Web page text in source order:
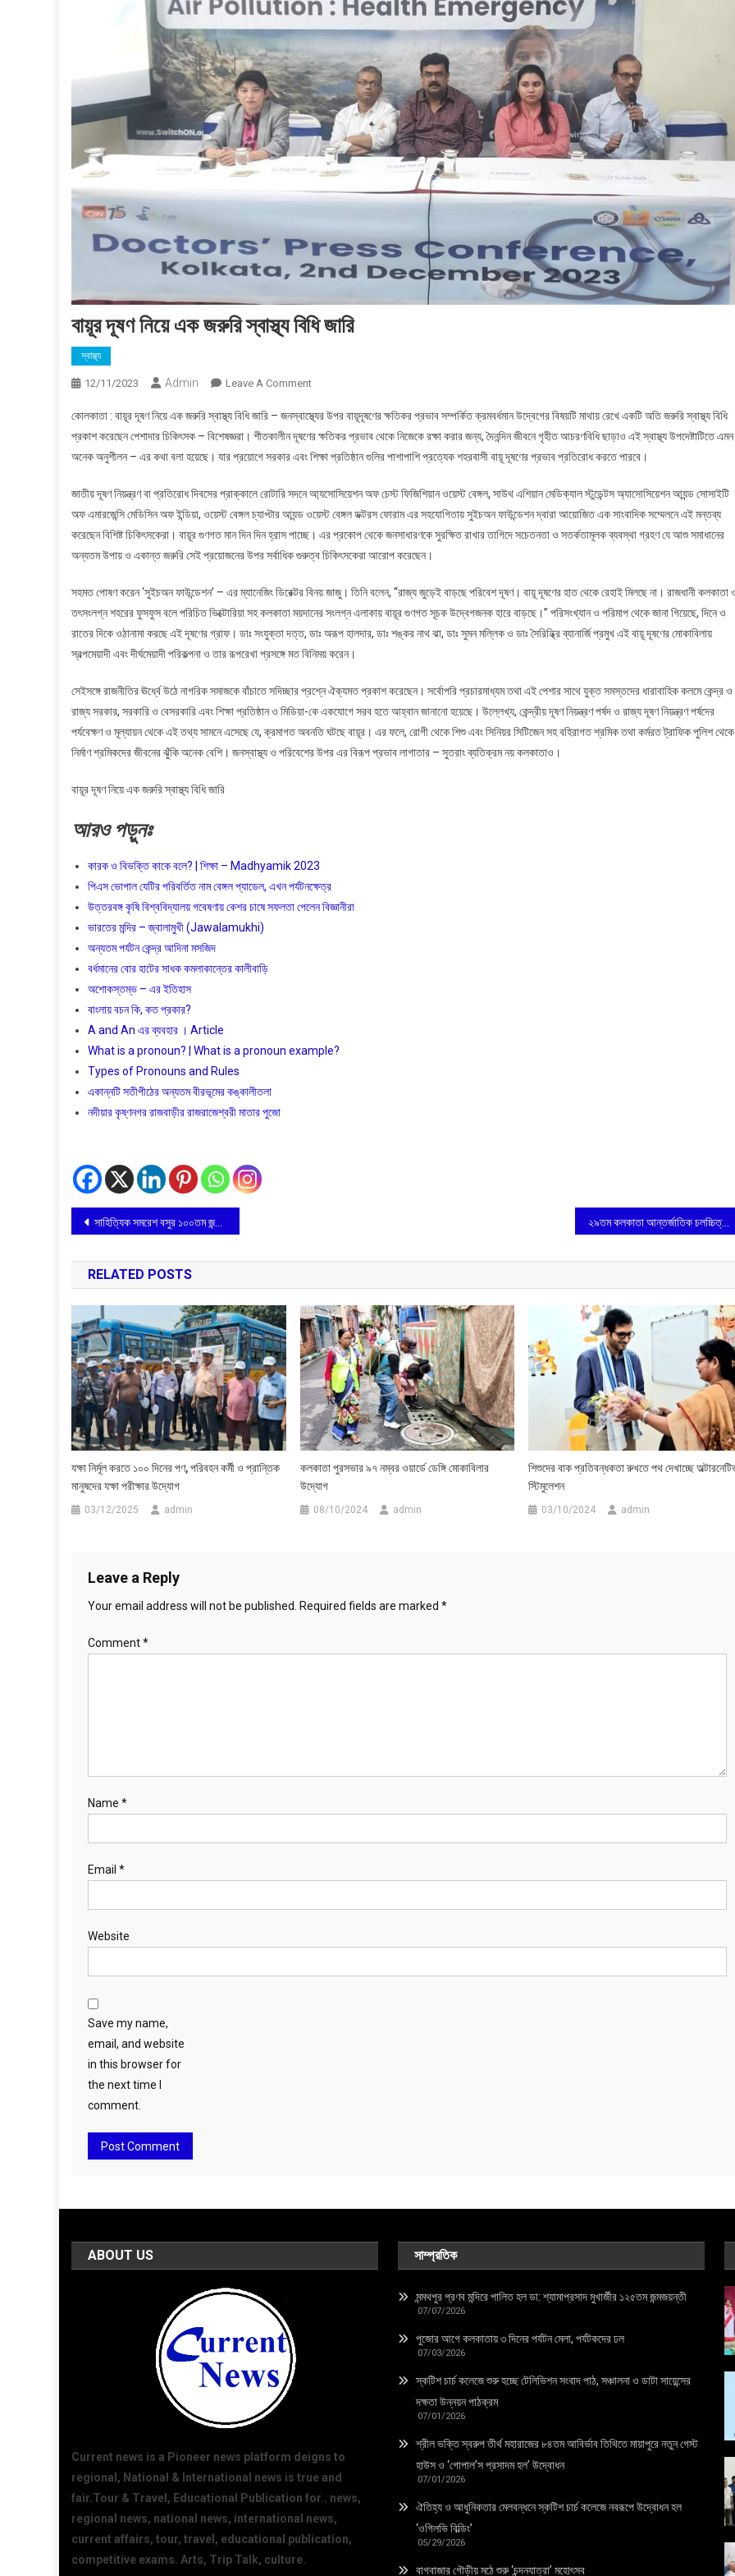
বায়ূর দূষণ নিয়ে এক জরুরি স্বাস্থ্য বিধি জারি
স্বাস্থ্য
12/11/2023 Admin Leave A CommentOn
দূষণ
নিয়ে
এক
স্বাস্থ্য
বিধি
জারি
কোলকাতা : বায়ূর দূষণ নিয়ে এক জরুরি স্বাস্থ্য বিধি জারি – জনস্বাস্থ্যের উপর বায়ূদূষণের ক্ষতিকর প্রভাব সম্পর্কিত ক্রমবর্ধমান উদ্বেগের বিষয়টি মাথায় রেখে একটি অতি জরুরি স্বাস্থ্য বিধি
প্রকাশ করেছেন পেশাদার চিকিৎসক – বিশেষজ্ঞরা। শীতকালীন দূষণের ক্ষতিকর প্রভাব থেকে নিজেকে রক্ষা করার জন্য, দৈনন্দিন জীবনে গৃহীত আচরণবিধি ছাড়াও এই স্বাস্থ্য উপদেষ্টাটিতে এমন
অনেক অনুশীলন – এর কথা বলা হয়েছে। যার প্রয়োগে সরকার এবং শিক্ষা প্রতিষ্ঠান গুলির পাশাপাশি প্রত্যেক শহরবাসী বায়ূ দূষণের প্রভাব প্রতিরোধ করতে পারবে।
জাতীয় দূষণ নিয়ন্ত্রণ বা প্রতিরোধ দিবসের প্রাক্কালে রোটারি সদনে আ্যসোসিয়েশন অফ চেস্ট ফিজিশিয়ান ওয়েস্ট বেঙ্গল, সাউথ এশিয়ান মেডিক্যাল স্টুডেন্টস অ্যাসোসিয়েশন আ্যন্ড সোসাইটি
অফ এমারজেন্সি মেডিসিন অফ ইন্ডিয়া, ওয়েস্ট বেঙ্গল চ্যাপ্টার আ্যন্ড ওয়েস্ট বেঙ্গল ডক্টরস ফোরাম এর সহযোগিতায় সুইচঅন ফাউন্ডেশন দ্বারা আয়োজিত এক সাংবাদিক সম্মেলনে এই মন্তব্য
করেছেন বিশিষ্ট চিকিৎসকেরা। বায়ূর গুণগত মান দিন দিন হ্রাস পাচ্ছে। এর প্রকোপ থেকে জনসাধারণকে সুরক্ষিত রাখার তাগিদে সচেতনতা ও সতর্কতামূলক ব্যবস্থা গ্রহণ যে আশু সমাধানের
অন্যতম উপায় ও একান্ত জরুরি সেই প্রয়োজনের উপর সর্বাধিক গুরুত্ব চিকিৎসকেরা আরোপ করেছেন।
সহমত পোষণ করেন ‘সুইচঅন ফাউন্ডেশন’ – এর ম্যানেজিং ডিরেক্টর বিনয় জাজু। তিনি বলেন, “রাজ্য জুড়েই বাড়ছে পরিবেশ দূষণ। বায়ূ দূষণের হাত থেকে রেহাই মিলছে না। রাজধানী কলকাতা
তৎসংলগ্ন শহরের ফুসফুস বলে পরিচিত ভিক্টোরিয়া সহ কলকাতা ময়দানের সংলগ্ন এলাকায় বায়ূর গুণগত সূচক উদ্বেগজনক হারে বাড়ছে।” পরিসংখ্যান ও পরিমাপ থেকে জানা গিয়েছে, দিনে ও
রাতের দিকে ওঠানামা করছে এই দূষণের গ্রাফ। ডাঃ সংযুক্তা দত্ত, ডাঃ অরূপ হালদার, ডাঃ শঙ্কর নাথ ঝা, ডাঃ সুমন মল্লিক ও ডাঃ সৈরিন্ধ্রি ব্যানার্জি প্রমুখ এই বায়ূ দূষণের মোকাবিলায়
স্বল্পমেয়াদী এবং দীর্ঘমেয়াদী পরিকল্পনা ও তার রূপরেখা প্রসঙ্গে মত বিনিময় করেন।
সেইসঙ্গে রাজনীতির ঊর্ধ্বে উঠে নাগরিক সমাজকে বাঁচাতে সদিচ্ছার প্রশ্নে ঐক্যমত প্রকাশ করেছেন। সর্বোপরি প্রচারমাধ্যম তথা এই পেশার সাথে যুক্ত সমস্তদের ধারাবাহিক কলমে কেন্দ্র ও
রাজ্য সরকার, সরকারি ও বেসরকারি এবং শিক্ষা প্রতিষ্ঠান ও মিডিয়া-কে একযোগে সরব হতে আহ্বান জানানো হয়েছে। উল্লেখ্য, কেন্দ্রীয় দূষণ নিয়ন্ত্রণ পর্ষদ ও রাজ্য দূষণ নিয়ন্ত্রণ পর্ষদের
পর্যবেক্ষণ ও মূল্যায়ন থেকে এই তথ্য সামনে এসেছে যে, ক্রমাগত অবনতি ঘটছে বায়ূর। এর ফলে, রোগী থেকে শিশু এবং সিনিয়র সিটিজেন সহ বহিরাগত শ্রমিক তথা কর্মরত ট্রাফিক পুলিশ থেকে
নির্মাণ শ্রমিকদের জীবনের ঝুঁকি অনেক বেশি। জনস্বাস্থ্য ও পরিবেশের উপর এর বিরূপ প্রভাব লাগাতার – সুতরাং ব্যতিক্রম নয় কলকাতাও।
বায়ূর দূষণ নিয়ে এক জরুরি স্বাস্থ্য বিধি জারি
আরও পড়ুনঃ
কারক ও বিভক্তি কাকে বলে? | শিক্ষা – Madhyamik 2023
পিএস ভোপাল যেটির পরিবর্তিত নাম বেঙ্গল প্যাডেল, এখন পর্যটনক্ষেত্র
উত্তরবঙ্গ কৃষি বিশ্ববিদ্যালয় গবেষণায় কেশর চাষে সফলতা পেলেন বিজ্ঞানীরা
ভারতের মন্দির – জ্বালামুখী (Jawalamukhi)
অন্যতম পর্যটন কেন্দ্র আদিনা মসজিদ
বর্ধমানের বোর হাটের সাধক কমলাকান্তের কালীবাড়ি
অশােকস্তম্ভ – এর ইতিহাস
বাংলায় বচন কি, কত প্রকার?
A and An এর ব্যবহার । Article
What is a pronoun? | What is a pronoun example?
Types of Pronouns and Rules
একান্নটি সতীপীঠের অন্যতম বীরভূমের কঙ্কালীতলা
নদীয়ার কৃষ্ণনগর রাজবাড়ীর রাজরাজেশ্বরী মাতার পুজো
Post
navigation
সাহিত্যিক সমরেশ বসুর ১০০তম জন্মদিন আজ ২৯তম কলকাতা আন্তর্জাতিক চলচ্চিত্র উৎসব
RELATED POSTS
যক্ষা নির্মূল করতে ১০০ দিনের পণ, পরিবহন কর্মী ও প্রান্তিক
মানুষদের যক্ষা পরীক্ষার উদ্যোগ
03/12/2025 admin
কলকাতা পুরসভার ৯৭ নম্বর ওয়ার্ডে ডেঙ্গি মোকাবিলার
উদ্যোগ
08/10/2024 admin
শিশুদের বাক প্রতিবন্ধকতা রুখতে পথ দেখাচ্ছে
স্টিমুলেশন
03/10/2024 admin
Leave a Reply
Your email address will not be published. Required fields are marked *
Comment*
Name *
Email *
Website
Save my name,
email, and website
in this browser for
the next time I
comment.
ABOUT US
Current news is a Pioneer news platform deigns to
regional, National & International news is true and
fair.Tour & Travel, Educational Publication for.. news,
regional news, national news, international news,
current affairs, tour, travel, educational publication,
competitive exams. Arts, Trip Talk, culture.
সাম্প্রতিক
মন্মথপুর প্রণব মন্দিরে পালিত হল ডা: শ্যামাপ্রসাদ মুখার্জীর ১২৫তম জন্মজয়ন্তী
07/07/2026
পুজোর আগে কলকাতায় ৩ দিনের পর্যটন মেলা, পর্যটকদের ঢল
07/03/2026
স্কটিশ চার্চ কলেজে শুরু হচ্ছে টেলিভিশন সংবাদ পাঠ, সঞ্চালনা ও ডাটা সায়েন্সের
দক্ষতা উন্নয়ন পাঠক্রম
07/01/2026
শ্রীল ভক্তি স্বরুপ তীর্থ মহারাজের ৮৪তম আবির্ভাব তিথিতে মায়াপুরে নতুন গেস্ট
হাউস ও ‘গোপাল’স প্রসাদম হল’ উদ্বোধন
07/01/2026
ঐতিহ্য ও আধুনিকতার মেলবন্ধনে স্কটিশ চার্চ কলেজে নবরূপে উদ্বোধন হল
‘ওগিলভি বিল্ডিং’
05/29/2026
বাগবাজার গৌড়ীয় মঠে শুরু ‘চন্দনযাত্রা’ মহোৎসব